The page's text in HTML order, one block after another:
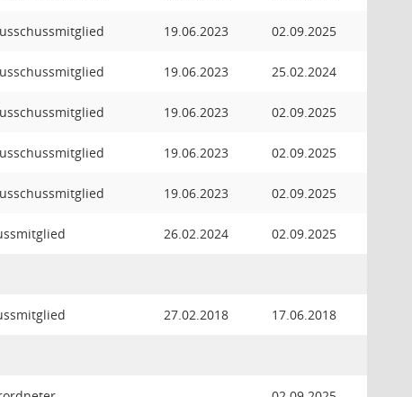
19.06.2023 02.09.2025
19.06.2023 25.02.2024
19.06.2023 02.09.2025
19.06.2023 02.09.2025
19.06.2023 02.09.2025
26.02.2024 02.09.2025
27.02.2018 17.06.2018